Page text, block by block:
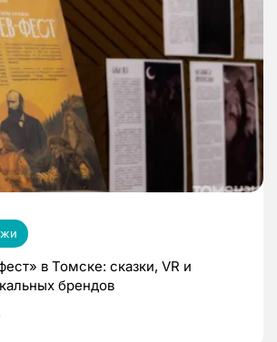
в Томске: сказки, VR и
брендов